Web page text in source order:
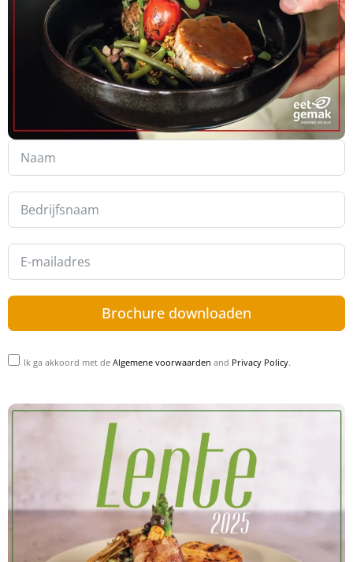
Brochure downloaden
Ik ga akkoord met de Algemene voorwaarden and Privacy Policy.